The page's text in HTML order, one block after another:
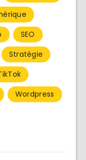
SEO
Stratégie
Wordpress